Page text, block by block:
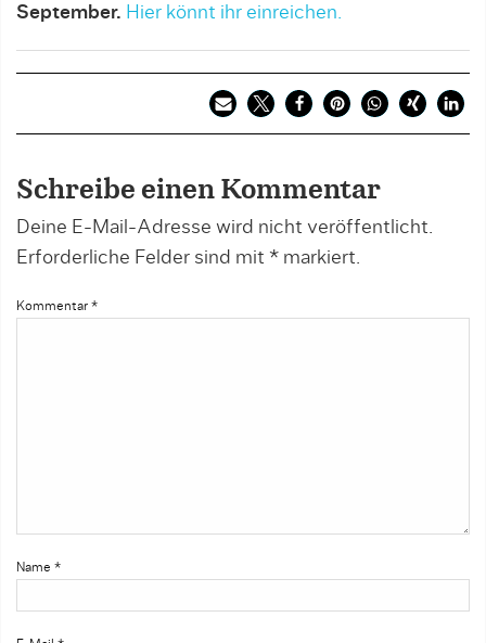
September. Hier könnt ihr einreichen.
Schreibe einen Kommentar
Deine E-Mail-Adresse wird nicht veröffentlicht.
Erforderliche Felder sind mit * markiert.
Kommentar *
Name *